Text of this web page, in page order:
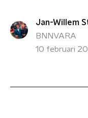
Jan-Willem
BNNVARA
10 februari